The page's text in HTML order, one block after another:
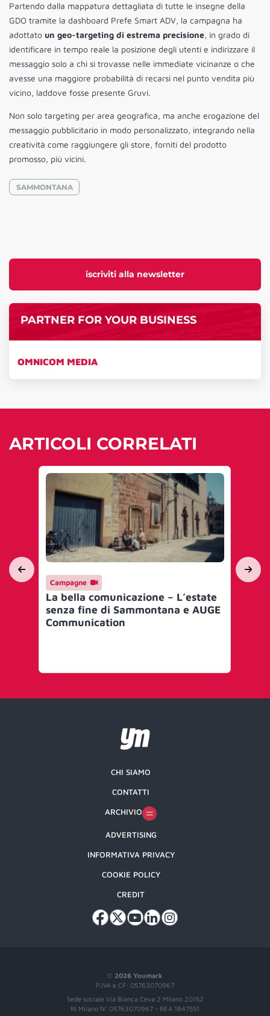
iscriviti alla newsletter
PARTNER FOR YOUR BUSINESS
OMNICOM MEDIA
Partendo dalla mappatura dettagliata di tutte le insegne della
GDO tramite la dashboard Prefe Smart ADV, la campagna ha
adottato un geo-targeting di estrema precisione, in grado di
identificare in tempo reale la posizione degli utenti e indirizzare il
messaggio solo a chi si trovasse nelle immediate vicinanze o che
avesse una maggiore probabilità di recarsi nel punto vendita più
vicino, laddove fosse presente Gruvi.
Non solo targeting per area geografica, ma anche erogazione del
messaggio pubblicitario in modo personalizzato, integrando nella
creatività come raggiungere gli store, forniti del prodotto
promosso, più vicini.
SAMMONTANA
ARTICOLI CORRELATI
Campagne
La bella comunicazione – L’estate
senza fine di Sammontana e AUGE
Communication
© 2026 Youmark
P.IVA e CF: 05763070967
Sede sociale Via Bianca Ceva 2 Milano 20152
RI Milano N° 05763070967 - REA 1847551
CHI SIAMO
CONTATTI
ARCHIVIO
ADVERTISING
INFORMATIVA PRIVACY
COOKIE POLICY
CREDIT